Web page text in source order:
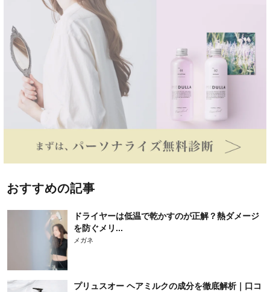
おすすめの記事
ドライヤーは低温で乾かすのが正解？熱ダメージ
を防ぐメリ...
メガネ
プリュスオー ヘアミルクの成分を徹底解析｜口コ